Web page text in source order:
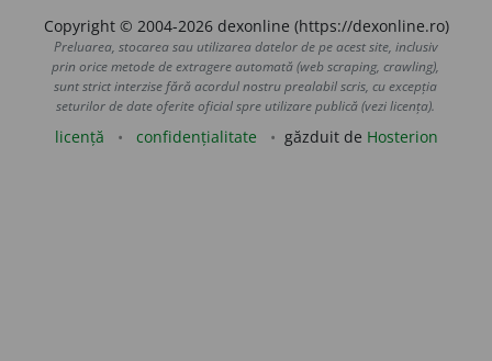
Copyright © 2004-2026 dexonline (https://dexonline.ro)
Preluarea, stocarea sau utilizarea datelor de pe acest site, inclusiv
prin orice metode de extragere automată (web scraping, crawling),
sunt strict interzise fără acordul nostru prealabil scris, cu excepția
seturilor de date oferite oficial spre utilizare publică (vezi licența).
licență confidențialitate găzduit de Hosterion